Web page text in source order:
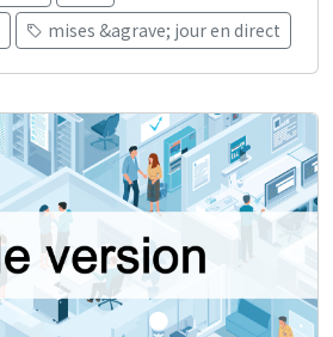
mises &agrave; jour en direct